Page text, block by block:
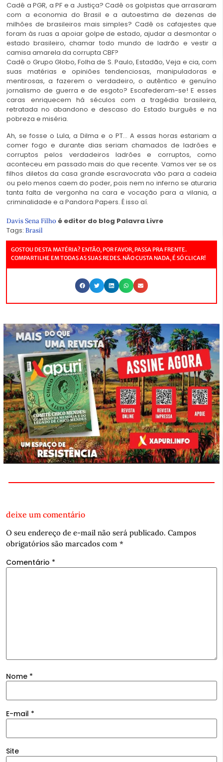
Cadê a PGR, a PF e a Justiça? Cadê os golpistas que arrasaram
com a economia do Brasil e a autoestima de dezenas de
milhões de brasileiros mais simples? Cadê os cafajestes que
foram às ruas a apoiar golpe de estado, ajudar a desmontar o
estado brasileiro, chamar todo mundo de ladrão e vestir a
camisa amarela da corrupta CBF?
Cadê o Grupo Globo, Folha de S. Paulo, Estadão, Veja e cia, com
suas matérias e opiniões tendenciosas, manipuladoras e
mentirosas, a fazerem o verdadeiro, o autêntico e genuíno
jornalismo de guerra e de esgoto? Escafederam-se! E esses
caras enriquecem há séculos com a tragédia brasileira,
retratada no abandono e descaso do Estado burguês e na
pobreza e miséria.
Ah, se fosse o Lula, a Dilma e o PT… A essas horas estariam a
comer fogo e durante dias seriam chamados de ladrões e
corruptos pelos verdadeiros ladrões e corruptos, como
aconteceu em passado mais do que recente. Vamos ver se os
filhos diletos da casa grande escravocrata vão para a cadeia
ou pelo menos caem do poder, pois nem no inferno se aturaria
tanta falta de vergonha na cara e vocação para a vilania, a
criminalidade e a Pandora Papers. É isso aí.
Davis Sena Filho é editor do blog Palavra Livre
Tags: Brasil
GOSTOU DESTA MATÉRIA? ENTÃO, POR FAVOR, PASSA PRA FRENTE.
COMPARTILHE EM TODAS AS SUAS REDES. NÃO CUSTA NADA, É SÓ CLICAR!
deixe um comentário
O seu endereço de e-mail não será publicado. Campos
obrigatórios são marcados com *
Comentário *
Nome *
E-mail *
Site